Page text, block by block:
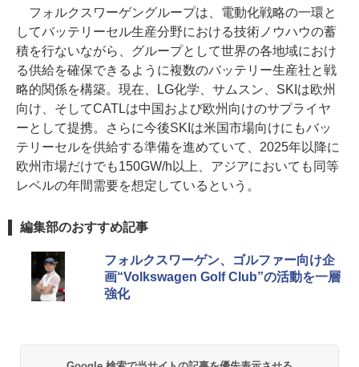
フォルクスワーゲングループは、電動化戦略の一環と
してバッテリーセル生産分野における技術ノウハウの蓄
積を行ないながら、グループとして世界の各地域におけ
る供給を確保できるように複数のバッテリー生産社と戦
略的関係を構築。現在、LG化学、サムスン、SKIは欧州
向け、そしてCATLは中国および欧州向けのサプライヤ
ーとして提携。さらに今後SKIは米国市場向けにもバッ
テリーセルを供給する準備を進めていて、2025年以降に
欧州市場だけでも150GW/h以上、アジアにおいても同等
レベルの年間需要を想定しているという。
編集部のおすすめ記事
フォルクスワーゲン、ゴルファー向け企
画“Volkswagen Golf Club”の活動を一層
強化